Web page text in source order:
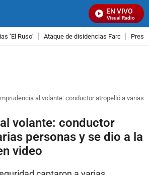
EN VIVO
Señal Visual Radio
‘El Ruso’ Ataque de disidencias Farc
al volante: conductor atropelló a varias
volante: conductor
personas y se dio a la
video